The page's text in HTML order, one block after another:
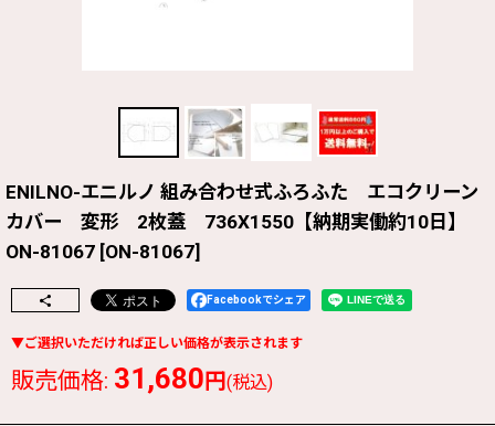
ENILNO-エニルノ 組み合わせ式ふろふた エコクリーン
カバー 変形 2枚蓋 736X1550【納期実働約10日】
ON-81067 [ON-81067]
Facebookでシェア
販売価格: 31,680円(税込)